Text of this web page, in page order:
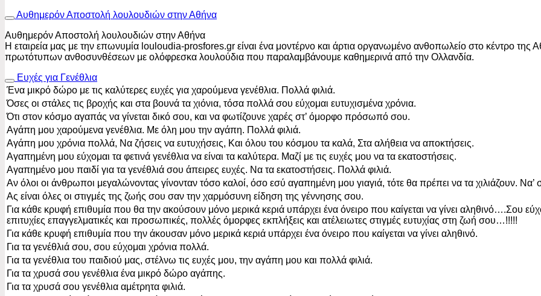
Αυθημερόν Αποστολή λουλουδιών στην Αθήνα
Αυθημερόν Αποστολή λουλουδιών στην Αθήνα
Η εταιρεία μας με την επωνυμία louloudia-prosfores.gr είναι ένα μοντέρνο και άρτια οργανωμένο ανθοπωλείο στο κέντρο της
πρωτότυπων ανθοσυνθέσεων με ολόφρεσκα λουλούδια που παραλαμβάνουμε καθημερινά από την Ολλανδία.
Ευχές για Γενέθλια
Ένα μικρό δώρο με τις καλύτερες ευχές για χαρούμενα γενέθλια. Πολλά φιλιά.
Όσες οι στάλες τις βροχής και στα βουνά τα χιόνια, τόσα πολλά σου εύχομαι ευτυχισμένα χρόνια.
Ότι στον κόσμο αγαπάς να γίνεται δικό σου, και να φωτίζουνε χαρές στ’ όμορφο πρόσωπό σου.
Αγάπη μου χαρούμενα γενέθλια. Με όλη μου την αγάπη. Πολλά φιλιά.
Αγάπη μου χρόνια πολλά, Να ζήσεις να ευτυχήσεις, Και όλου του κόσμου τα καλά, Στα αλήθεια να αποκτήσεις.
Αγαπημένη μου εύχομαι τα φετινά γενέθλια να είναι τα καλύτερα. Μαζί με τις ευχές μου να τα εκατοστήσεις.
Αγαπημένο μου παιδί για τα γενέθλιά σου άπειρες ευχές. Να τα εκατοστήσεις. Πολλά φιλιά.
Αν όλοι οι άνθρωποι μεγαλώνοντας γίνονταν τόσο καλοί, όσο εσύ αγαπημένη μου γιαγιά, τότε θα πρέπει να τα χιλιάζουν. Να’
Ας είναι όλες οι στιγμές της ζωής σου σαν την χαρμόσυνη είδηση της γέννησης σου.
Για κάθε κρυφή επιθυμία που θα την ακούσουν μόνο μερικά κεριά υπάρχει ένα όνειρο που καίγεται να γίνει αληθινό….Σου
επιτυχίες επαγγελματικές και προσωπικές, πολλές όμορφες εκπλήξεις και ατέλειωτες στιγμές ευτυχίας στη ζωή σου…!!!!!
Για κάθε κρυφή επιθυμία που την άκουσαν μόνο μερικά κεριά υπάρχει ένα όνειρο που καίγεται να γίνει αληθινό.
Για τα γενέθλιά σου, σου εύχομαι χρόνια πολλά.
Για τα γενέθλια του παιδιού μας, στέλνω τις ευχές μου, την αγάπη μου και πολλά φιλιά.
Για τα χρυσά σου γενέθλια ένα μικρό δώρο αγάπης.
Για τα χρυσά σου γενέθλια αμέτρητα φιλιά.